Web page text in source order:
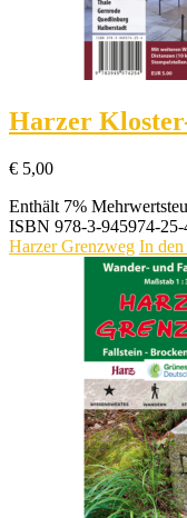
Harzer
€ 5,00
Enthält 7%
ISBN 978-3-945974-25-
Harzer Grenzweg In